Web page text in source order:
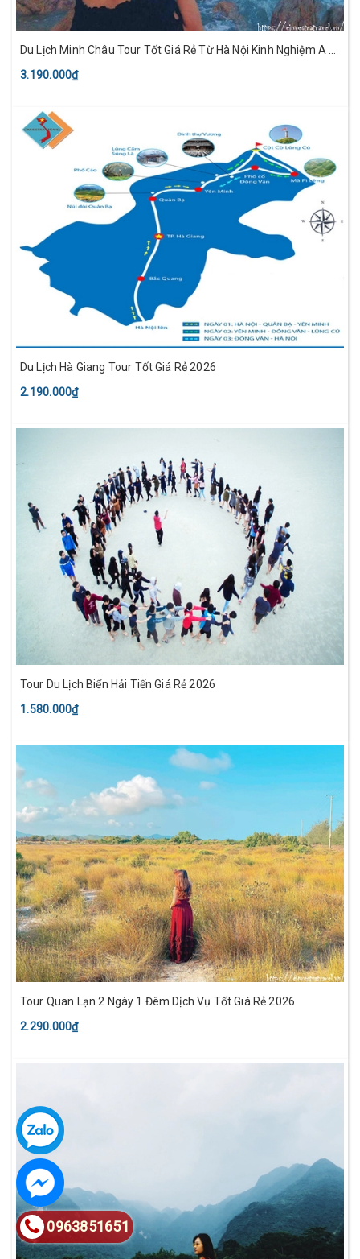
Du Lịch Minh Châu Tour Tốt Giá Rẻ Từ Hà Nội Kinh Nghiệm A -
Z
3.190.000₫
Du Lịch Hà Giang Tour Tốt Giá Rẻ 2026
2.190.000₫
Tour Du Lịch Biển Hải Tiến Giá Rẻ 2026
1.580.000₫
Tour Quan Lạn 2 Ngày 1 Đêm Dịch Vụ Tốt Giá Rẻ 2026
2.290.000₫
0963851651